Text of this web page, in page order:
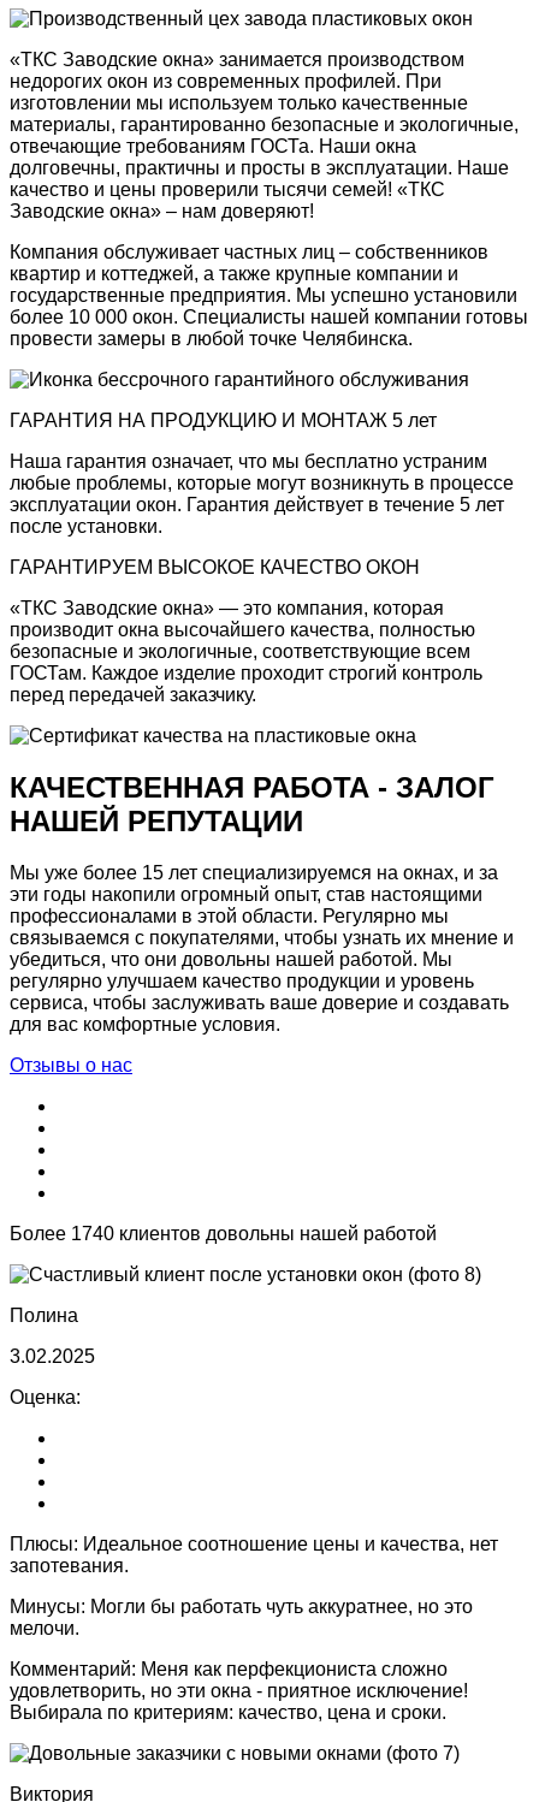
«ТКС Заводские окна» занимается производством
недорогих окон из современных профилей. При
изготовлении мы используем только качественные
материалы, гарантированно безопасные и экологичные,
отвечающие требованиям ГОСТа. Наши окна
долговечны, практичны и просты в эксплуатации. Наше
качество и цены проверили тысячи семей! «ТКС
Заводские окна» – нам доверяют!
Компания обслуживает частных лиц – собственников
квартир и коттеджей, а также крупные компании и
государственные предприятия. Мы успешно установили
более 10 000 окон. Специалисты нашей компании готовы
провести замеры в любой точке Челябинска.
ГАРАНТИЯ НА ПРОДУКЦИЮ И МОНТАЖ 5 лет
Наша гарантия означает, что мы бесплатно устраним
любые проблемы, которые могут возникнуть в процессе
эксплуатации окон. Гарантия действует в течение 5 лет
после установки.
ГАРАНТИРУЕМ ВЫСОКОЕ КАЧЕСТВО ОКОН
«ТКС Заводские окна» — это компания, которая
производит окна высочайшего качества, полностью
безопасные и экологичные, соответствующие всем
ГОСТам. Каждое изделие проходит строгий контроль
перед передачей заказчику.
КАЧЕСТВЕННАЯ РАБОТА - ЗАЛОГ
НАШЕЙ РЕПУТАЦИИ
Мы уже более 15 лет специализируемся на окнах, и за
эти годы накопили огромный опыт, став настоящими
профессионалами в этой области. Регулярно мы
связываемся с покупателями, чтобы узнать их мнение и
убедиться, что они довольны нашей работой. Мы
регулярно улучшаем качество продукции и уровень
сервиса, чтобы заслуживать ваше доверие и создавать
для вас комфортные условия.
Отзывы о нас
Более 1740 клиентов довольны нашей работой
Полина
3.02.2025
Оценка:
Плюсы: Идеальное соотношение цены и качества, нет
запотевания.
Минусы: Могли бы работать чуть аккуратнее, но это
мелочи.
Комментарий: Меня как перфекциониста сложно
удовлетворить, но эти окна - приятное исключение!
Выбирала по критериям: качество, цена и сроки.
Виктория